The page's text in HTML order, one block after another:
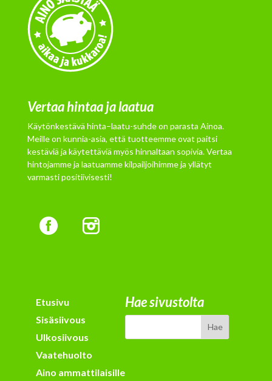
Vertaa hintaa ja laatua
Käytönkestävä hinta–laatu-suhde on parasta Ainoa.
Meille on kunnia-asia, että tuotteemme ovat paitsi
kestäviä ja käytettäviä myös hinnaltaan sopivia. Vertaa
hintojamme ja laatuamme kilpailjoihimme ja yllätyt
varmasti positiivisesti!
Etusivu
Sisäsiivous
Ulkosiivous
Vaatehuolto
Aino ammattilaisille
Hae sivustolta